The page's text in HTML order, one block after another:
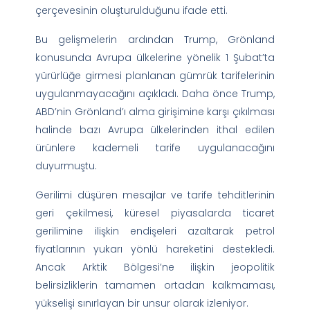
çerçevesinin oluşturulduğunu ifade etti.
Bu gelişmelerin ardından Trump, Grönland
konusunda Avrupa ülkelerine yönelik 1 Şubat’ta
yürürlüğe girmesi planlanan gümrük tarifelerinin
uygulanmayacağını açıkladı. Daha önce Trump,
ABD’nin Grönland’ı alma girişimine karşı çıkılması
halinde bazı Avrupa ülkelerinden ithal edilen
ürünlere kademeli tarife uygulanacağını
duyurmuştu.
Gerilimi düşüren mesajlar ve tarife tehditlerinin
geri çekilmesi, küresel piyasalarda ticaret
gerilimine ilişkin endişeleri azaltarak petrol
fiyatlarının yukarı yönlü hareketini destekledi.
Ancak Arktik Bölgesi’ne ilişkin jeopolitik
belirsizliklerin tamamen ortadan kalkmaması,
yükselişi sınırlayan bir unsur olarak izleniyor.